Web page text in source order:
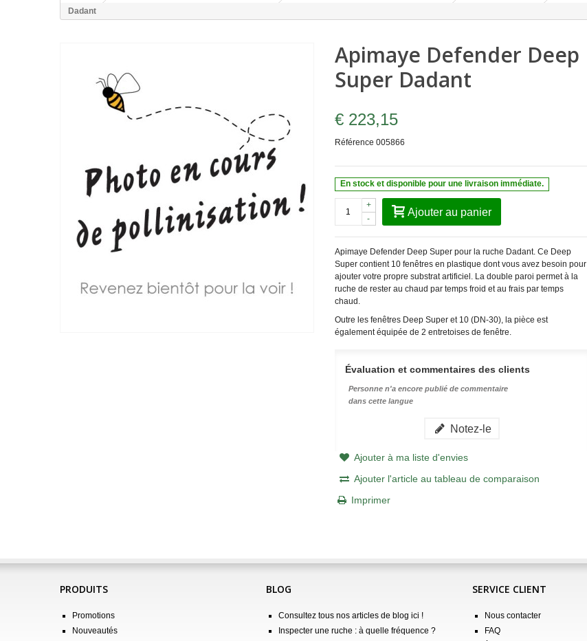
Dadant
Apimaye Defender Deep
Super Dadant
€ 223,15
Référence 005866
En stock et disponible pour une livraison immédiate.
-
+
Ajouter au panier
Apimaye Defender Deep Super pour la ruche Dadant. Ce Deep
Super contient 10 fenêtres en plastique dont vous avez besoin pour
ajouter votre propre substrat artificiel. La double paroi permet à la
ruche de rester au chaud par temps froid et au frais par temps
chaud.
Outre les fenêtres Deep Super et 10 (DN-30), la pièce est
également équipée de 2 entretoises de fenêtre.
Évaluation et commentaires des clients
Personne n'a encore publié de commentaire
dans cette langue
Notez-le
Ajouter à ma liste d'envies
Ajouter l'article au tableau de comparaison
Imprimer
PRODUITS
Promotions
Nouveautés
BLOG
Consultez tous nos articles de blog ici !
Inspecter une ruche : à quelle fréquence ?
SERVICE CLIENT
Nous contacter
FAQ